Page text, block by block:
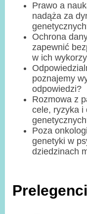
Prawo a
nadąża za
Ochrona
zapewnić
w ich
poznajemy
odpowiedzi?
Rozmowa z
cele, ryzyka i
Poza
genetyki w
dziedzinach
Prelegenci